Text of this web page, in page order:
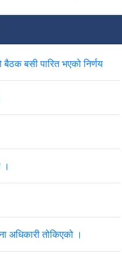
बसी पारित भएको निर्णय
।
अधिकारी तोकिएको ।